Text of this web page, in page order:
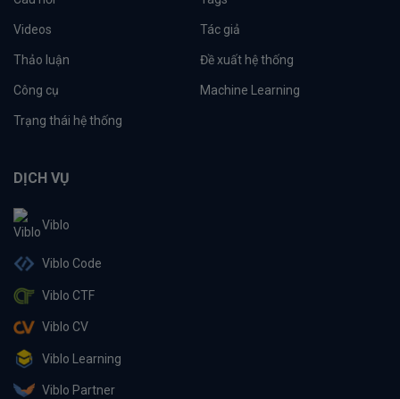
Videos Tác giả
Thảo luận Đề xuất hệ thống
Công cụ Machine Learning
Trạng thái hệ thống
DỊCH VỤ
Viblo
Viblo Code
Viblo CTF
Viblo CV
Viblo Learning
Viblo Partner